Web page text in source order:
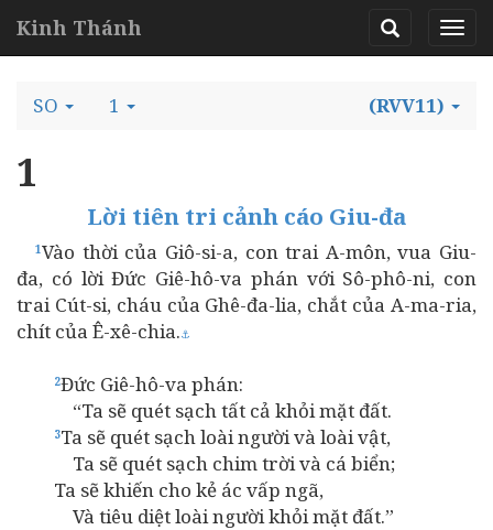
Kinh Thánh
SO 1 (RVV11)
1
Lời tiên tri cảnh cáo Giu-đa
1Vào thời của Giô-si-a, con trai A-môn, vua Giu-
đa, có lời Đức Giê-hô-va phán với Sô-phô-ni, con
trai Cút-si, cháu của Ghê-đa-lia, chắt của A-ma-ria,
chít của Ê-xê-chia.⚓
2Đức Giê-hô-va phán:
“Ta sẽ quét sạch tất cả khỏi mặt đất.
3Ta sẽ quét sạch loài người và loài vật,
Ta sẽ quét sạch chim trời và cá biển;
Ta sẽ khiến cho kẻ ác vấp ngã,
Và tiêu diệt loài người khỏi mặt đất.”